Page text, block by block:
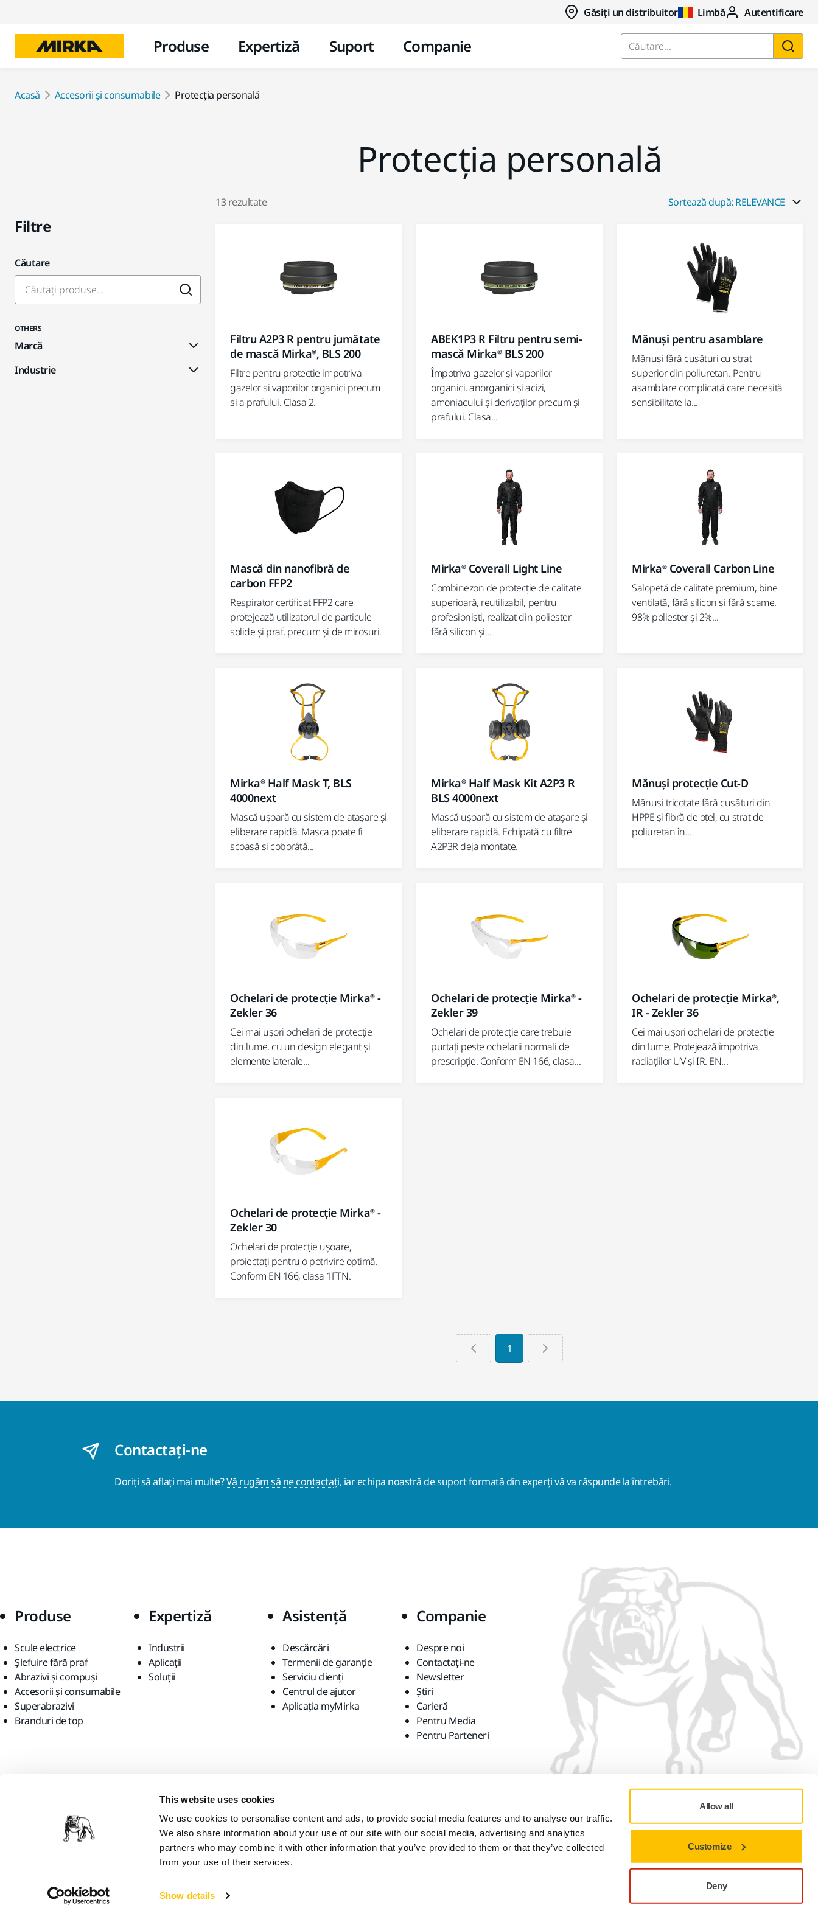
This website uses cookies
We use cookies to personalise content and ads, to provide social media features and to analyse our traffic.
We also share information about your use of our site with our social media, advertising and analytics
partners who may combine it with other information that you’ve provided to them or that they’ve collected
from your use of their services.
Show details
Allow all
Customize
Deny
Găsiți un distribuitor Limbă Autentificare
Produse Expertiză Suport Companie Căutare...
Acasă Accesorii și consumabile Protecția personală
Protecția personală
13 rezultate Sortează după: RELEVANCE
Filtre
Căutare
OTHERS
Marcă
Industrie
Filtru A2P3 R pentru jumătate
de mască Mirka®, BLS 200
Filtre pentru protectie impotriva
gazelor si vaporilor organici precum
si a prafului. Clasa 2.
ABEK1P3 R Filtru pentru semi-
mască Mirka® BLS 200
Împotriva gazelor și vaporilor
organici, anorganici și acizi,
amoniacului și derivaților precum și
prafului. Clasa...
Mănuși pentru asamblare
Mănuși fără cusături cu strat
superior din poliuretan. Pentru
asamblare complicată care necesită
sensibilitate la...
Mască din nanofibră de
carbon FFP2
Respirator certificat FFP2 care
protejează utilizatorul de particule
solide și praf, precum și de mirosuri.
Mirka® Coverall Light Line
Combinezon de protecție de calitate
superioară, reutilizabil, pentru
profesioniști, realizat din poliester
fără silicon și...
Mirka® Coverall Carbon Line
Salopetă de calitate premium, bine
ventilată, fără silicon și fără scame.
98% poliester și 2%...
Mirka® Half Mask T, BLS
4000next
Mască ușoară cu sistem de atașare și
eliberare rapidă. Masca poate fi
scoasă și coborâtă...
Mirka® Half Mask Kit A2P3 R
BLS 4000next
Mască ușoară cu sistem de atașare și
eliberare rapidă. Echipată cu filtre
A2P3R deja montate.
Mănuși protecție Cut-D
Mănuși tricotate fără cusături din
HPPE și fibră de oțel, cu strat de
poliuretan în...
Ochelari de protecție Mirka® -
Zekler 36
Cei mai ușori ochelari de protecție
din lume, cu un design elegant și
elemente laterale...
Ochelari de protecție Mirka® -
Zekler 39
Ochelari de protecție care trebuie
purtați peste ochelarii normali de
prescripție. Conform EN 166, clasa...
Ochelari de protecție Mirka®,
IR - Zekler 36
Cei mai ușori ochelari de protecție
din lume. Protejează împotriva
radiațiilor UV și IR. EN...
Ochelari de protecție Mirka® -
Zekler 30
Ochelari de protecție ușoare,
proiectați pentru o potrivire optimă.
Conform EN 166, clasa 1FTN.
1
Contactaţi-ne
Doriți să aflați mai multe?Vă rugăm să ne contactați, iar echipa noastră de suport formată din experți vă va răspunde la întrebări.
Produse
Scule electrice
Șlefuire fără praf
Abrazivi și compuși
Accesorii și consumabile
Superabrazivi
Branduri de top
Expertiză
Industrii
Aplicații
Soluții
Asistență
Descărcări
Termenii de garanție
Serviciu clienți
Centrul de ajutor
Aplicația myMirka
Companie
Despre noi
Contactaţi-ne
Newsletter
Știri
Carieră
Pentru Media
Pentru Parteneri